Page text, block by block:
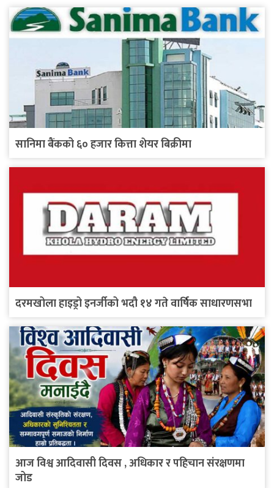
सानिमा बैंकको ६० हजार कित्ता शेयर बिक्रीमा
दरमखोला हाइड्रो इनर्जीको भदौ १४ गते वार्षिक साधारणसभा
आज विश्व आदिवासी दिवस , अधिकार र पहिचान संरक्षणमा
जोड